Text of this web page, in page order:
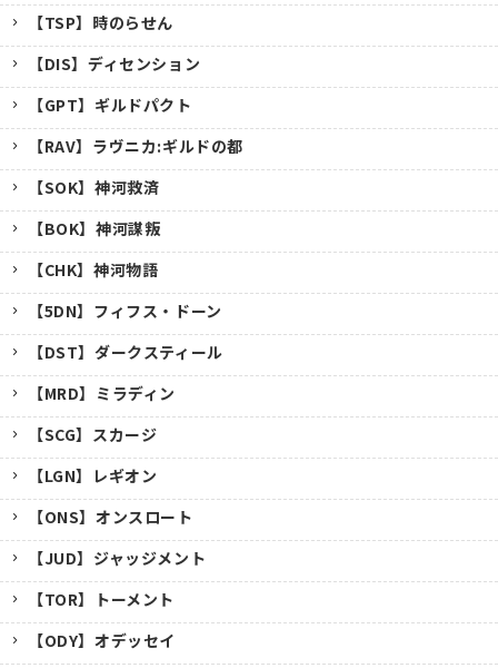
【TSP】時のらせん
【DIS】ディセンション
【GPT】ギルドパクト
【RAV】ラヴニカ:ギルドの都
【SOK】神河救済
【BOK】神河謀叛
【CHK】神河物語
【5DN】フィフス・ドーン
【DST】ダークスティール
【MRD】ミラディン
【SCG】スカージ
【LGN】レギオン
【ONS】オンスロート
【JUD】ジャッジメント
【TOR】トーメント
【ODY】オデッセイ